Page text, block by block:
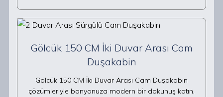
Gölcük 150 CM İki Duvar Arası Cam
Duşakabin
Gölcük 150 CM İki Duvar Arası Cam Duşakabin
çözümleriyle banyonuza modern bir dokunuş katın,